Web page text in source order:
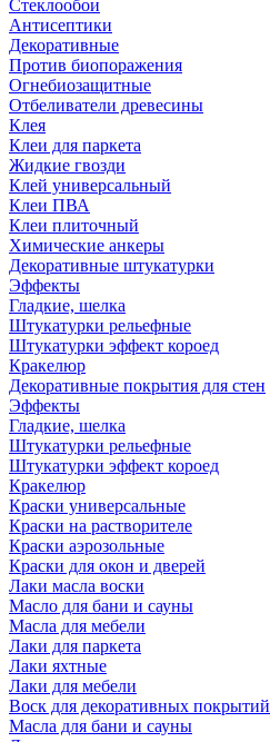
Стеклообои
Антисептики
Декоративные
Против биопоражения
Огнебиозащитные
Отбеливатели древесины
Клея
Клеи для паркета
Жидкие гвозди
Клей универсальный
Клеи ПВА
Клеи плиточный
Химические анкеры
Декоративные штукатурки
Эффекты
Гладкие, шелка
Штукатурки рельефные
Штукатурки эффект короед
Кракелюр
Декоративные покрытия для стен
Эффекты
Гладкие, шелка
Штукатурки рельефные
Штукатурки эффект короед
Кракелюр
Краски универсальные
Краски на растворителе
Краски аэрозольные
Краски для окон и дверей
Лаки масла воски
Масло для бани и сауны
Масла для мебели
Лаки для паркета
Лаки яхтные
Лаки для мебели
Воск для декоративных покрытий
Масла для бани и сауны